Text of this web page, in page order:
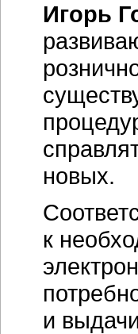
Игорь
новых.
к
и